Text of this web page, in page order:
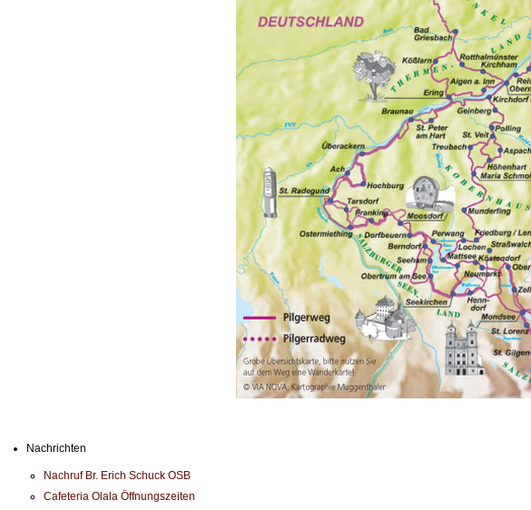
Nachrichten
Nachruf Br. Erich Schuck OSB
Cafeteria Olala Öffnungszeiten